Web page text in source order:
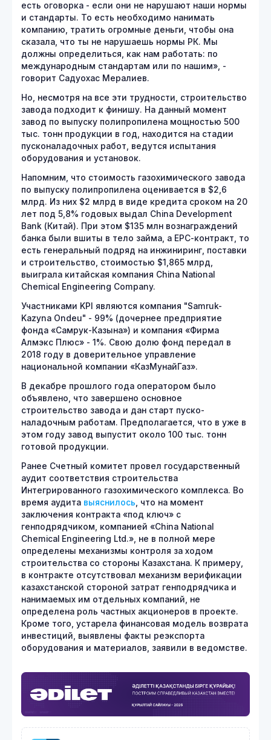
есть оговорка - если они не нарушают наши нормы
и стандарты. То есть необходимо нанимать
компанию, тратить огромные деньги, чтобы она
сказала, что ты не нарушаешь нормы РК. Мы
должны определиться, как нам работать: по
международным стандартам или по нашим», -
говорит Садуохас Мералиев.
Но, несмотря на все эти трудности, строительство
завода подходит к финишу. На данный момент
завод по выпуску полипропилена мощностью 500
тыс. тонн продукции в год, находится на стадии
пусконаладочных работ, ведутся испытания
оборудования и установок.
Напомним, что стоимость газохимического завода
по выпуску полипропилена оценивается в $2,6
млрд. Из них $2 млрд в виде кредита сроком на 20
лет под 5,8% годовых выдал China Development
Bank (Китай). При этом $135 млн вознаграждений
банка были вшиты в тело займа, а ЕРС-контракт, то
есть генеральный подряд на инжиниринг, поставки
и строительство, стоимостью $1,865 млрд,
выиграла китайская компания China National
Chemical Engineering Company.
Участниками KPI являются компания "Samruk-
Kazyna Ondeu" - 99% (дочернее предприятие
фонда «Самрук-Казына») и компания «Фирма
Алмэкс Плюс» - 1%. Свою долю фонд передал в
2018 году в доверительное управление
национальной компании «КазМунайГаз».
В декабре прошлого года оператором было
объявлено, что завершено основное
строительство завода и дан старт пуско-
наладочным работам. Предполагается, что в уже в
этом году завод выпустит около 100 тыс. тонн
готовой продукции.
Ранее Счетный комитет провел государственный
аудит соответствия строительства
Интегрированного газохимического комплекса. Во
время аудита выяснилось , что на момент
заключения контракта «под ключ» с
генподрядчиком, компанией «China National
Chemical Engineering Ltd.», не в полной мере
определены механизмы контроля за ходом
строительства со стороны Казахстана. К примеру,
в контракте отсутствовал механизм верификации
казахстанской стороной затрат генподрядчика и
нанимаемых им отдельных компаний, не
определена роль частных акционеров в проекте.
Кроме того, устарела финансовая модель возврата
инвестиций, выявлены факты реэкспорта
оборудования и материалов, заявили в ведомстве.